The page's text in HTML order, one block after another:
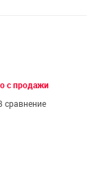
с продажи
сравнение